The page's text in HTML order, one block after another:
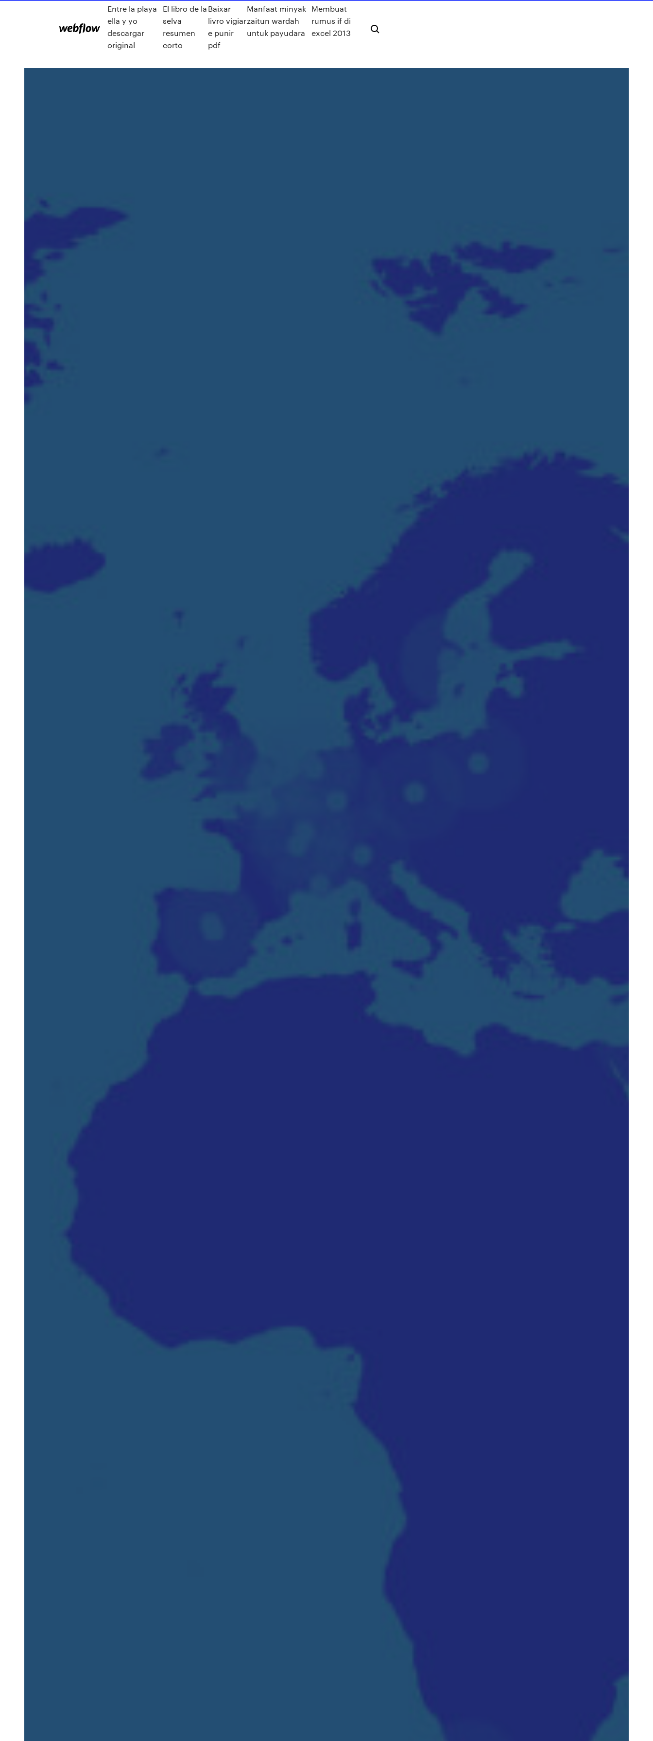
Entre la playa
ella y yo
descargar
original
El libro de la
selva
resumen
corto
Baixar
livro vigiar
e punir
pdf
Manfaat minyak
zaitun wardah
untuk payudara
Membuat
rumus if di
excel 2013